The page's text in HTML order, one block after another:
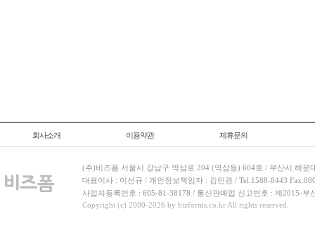
회사소개 이용약관 제휴문의
(주)비즈폼 서울시 강남구 역삼로 204 (역삼동) 604호 / 부산시 해운
대표이사 : 이선규 / 개인정보책임자 : 김민경 / Tel.1588-8443
사업자등록번호 : 605-81-38178 / 통신판매업 신고번호 : 제2015-부
Copyright (c) 2000-2026 by bizforms.co.kr All rights reserved.